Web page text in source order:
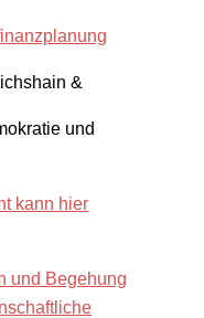
&
und
kann hier
und Begehung